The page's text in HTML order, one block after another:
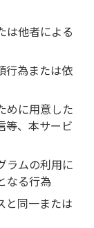
は他者による
行為または依
めに用意した
等、本サービ
ラムの利用に
なる行為
と同一または